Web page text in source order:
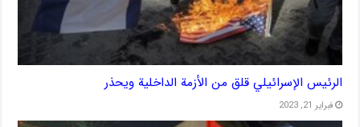
الرئيس الإسرائيلي قلق من الأزمة الداخلية ويحذر
فبراير 21, 2023